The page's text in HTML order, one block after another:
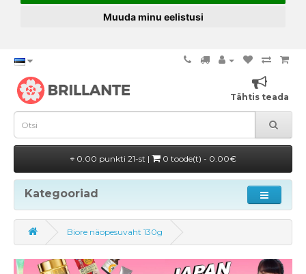
Muuda minu eelistusi
Tähtis teada
0.00 punkti 21-st | 0 toode(t) - 0.00€
Kategooriad
Biore näopesuvaht 130g